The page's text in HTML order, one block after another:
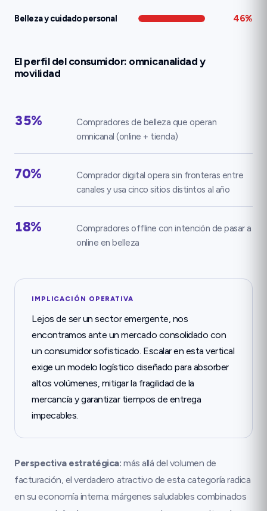
Belleza y cuidado personal 46%
El perfil del consumidor: omnicanalidad y
movilidad
35%
Compradores de belleza que operan
omnicanal (online + tienda)
70%
Comprador digital opera sin fronteras entre
canales y usa cinco sitios distintos al año
18%
Compradores offline con intención de pasar a
online en belleza
IMPLICACIÓN OPERATIVA
Lejos de ser un sector emergente, nos
encontramos ante un mercado consolidado con
un consumidor sofisticado. Escalar en esta vertical
exige un modelo logístico diseñado para absorber
altos volúmenes, mitigar la fragilidad de la
mercancía y garantizar tiempos de entrega
impecables.
Perspectiva estratégica: más allá del volumen de
facturación, el verdadero atractivo de esta categoría radica
en su economía interna: márgenes saludables combinados